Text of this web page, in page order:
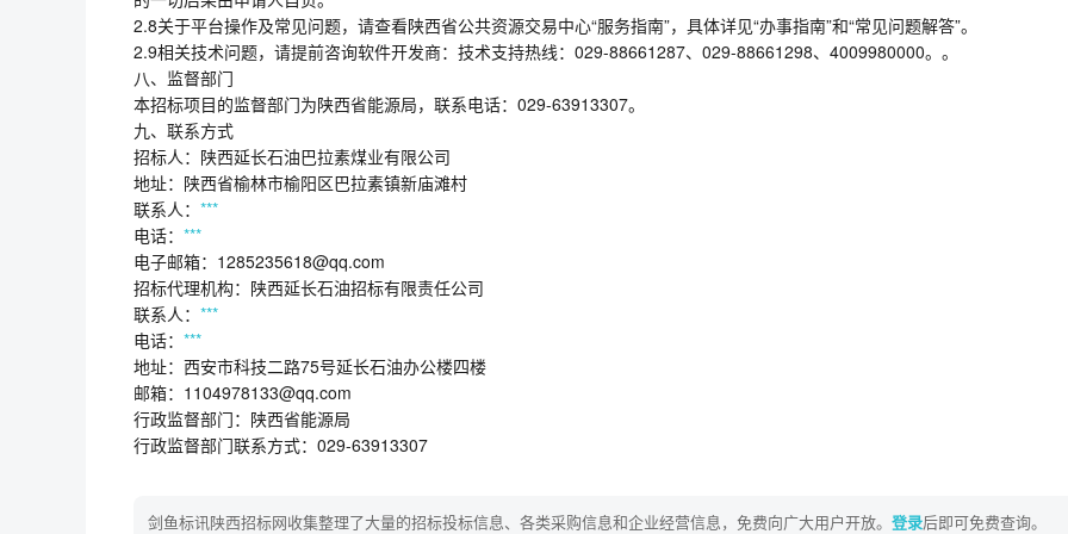
2.8关于平台操作及常见问题，请查看陕西省公共资源交易中心“服务指南”，具体详见“办事指南”和“常见问题解答”。
2.9相关技术问题，请提前咨询软件开发商：技术支持热线：029-88661287、029-88661298、4009980000。。
八、监督部门
本招标项目的监督部门为陕西省能源局，联系电话：029-63913307。
九、联系方式
招标人：陕西延长石油巴拉素煤业有限公司
地址：陕西省榆林市榆阳区巴拉素镇新庙滩村
联系人： ***
电话： ***
电子邮箱：1285235618@qq.com
招标代理机构：陕西延长石油招标有限责任公司
联系人： ***
电话： ***
地址：西安市科技二路75号延长石油办公楼四楼
邮箱：1104978133@qq.com
行政监督部门：陕西省能源局
行政监督部门联系方式：029-63913307
剑鱼标讯陕西招标网收集整理了大量的招标投标信息、各类采购信息和企业经营信息，免费向广大用户开放。 登录后即可免费查询。